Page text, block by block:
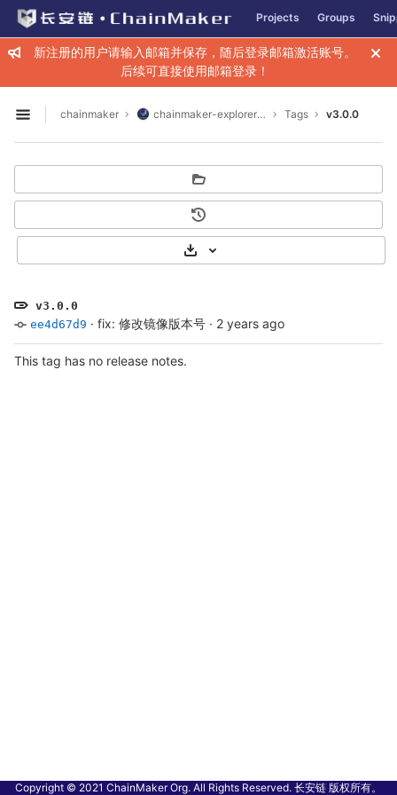
Skip to content
GitLab Projects Groups
新注册的用户请输入邮箱并保存，随后登录邮箱激活账号。
后续可直接使用邮箱登录！
Open sidebar
chainmaker chainmaker-explorer-web Tags v3.0.0
v3.0.0
ee4d67d9 · fix: 修改镜像版本号 · 2 years ago
Select Archive Format
This tag has no release notes.
Copyright © 2021 ChainMaker Org. All Rights Reserved. 长安链 版权所有。